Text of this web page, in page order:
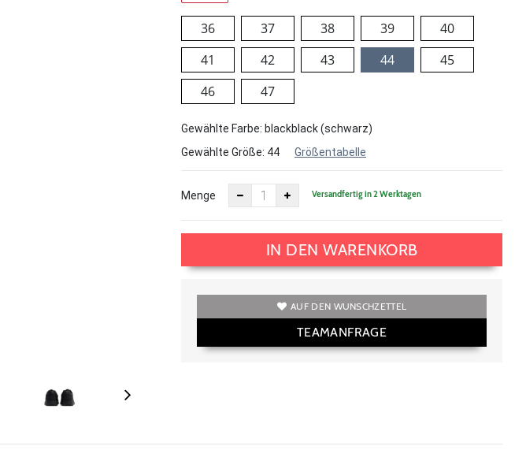
36 37 38 39
40
41
42 43 44
45
46
47
Gewählte Farbe: blackblack (schwarz)
Gewählte Größe: 44 Größentabelle
Menge Versandfertig in 2 Werktagen
IN DEN WARENKORB
AUF DEN WUNSCHZETTEL
TEAMANFRAGE